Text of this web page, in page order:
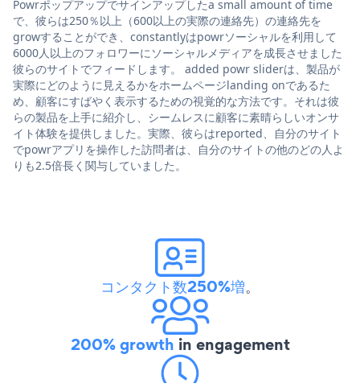
Powrポップアップでサインアップしたa small amount of time
で、彼らは250％以上（600以上の実際の連絡先）の連絡先を
growすることができ、constantlyはpowrソーシャルを利用して
6000人以上のフォロワーにソーシャルメディアを成長させました
彼らのサイトでフィードします。 added powr sliderは、製品が
実際にどのように見えるかをホームページlanding onであるた
め、顧客にすばやく表示するための視覚的な方法です。それは彼
らの製品を上手に紹介し、シームレスに顧客に素晴らしいオンサ
イト体験を提供しました。実際、彼らはreported、自分のサイト
でpowrアプリを操作した訪問者は、自分のサイトの他のどの人よ
りも2.5倍長く関与していました。
コンタクト数250%増。
200% growth in engagement